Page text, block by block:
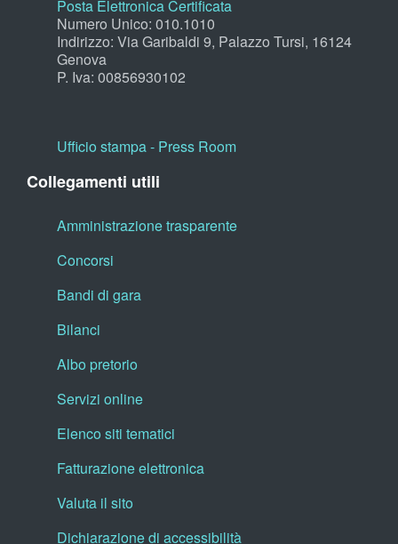
Posta Elettronica Certificata
Numero Unico: 010.1010
Indirizzo: Via Garibaldi 9, Palazzo Tursi, 16124
Genova
P. Iva: 00856930102
Ufficio stampa - Press Room
Collegamenti utili
Amministrazione trasparente
Concorsi
Bandi di gara
Bilanci
Albo pretorio
Servizi online
Elenco siti tematici
Fatturazione elettronica
Valuta il sito
Dichiarazione di accessibilità